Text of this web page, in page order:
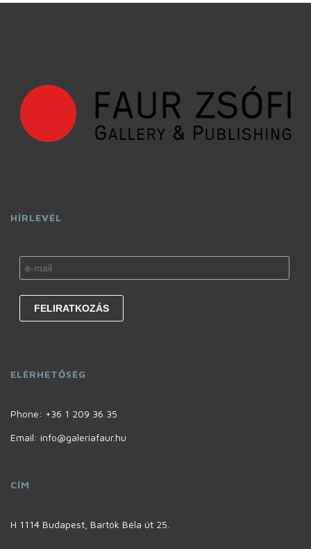
HÍRLEVÉL
ELÉRHETŐSÉG
Phone: +36 1 209 36 35
Email: info@galeriafaur.hu
CÍM
H 1114 Budapest, Bartók Béla út 25.